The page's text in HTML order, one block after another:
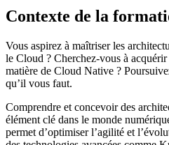
Contexte de la
Vous aspirez à maîtriser les
le Cloud ? Cherchez-vous à acquérir
matière de Cloud Native ?
qu’il vous faut.
Comprendre et concevoir des
élément clé dans le monde
permet d’optimiser l’agilité et